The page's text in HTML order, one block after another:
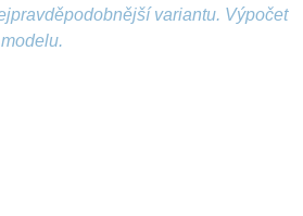
variantu. Výpočet